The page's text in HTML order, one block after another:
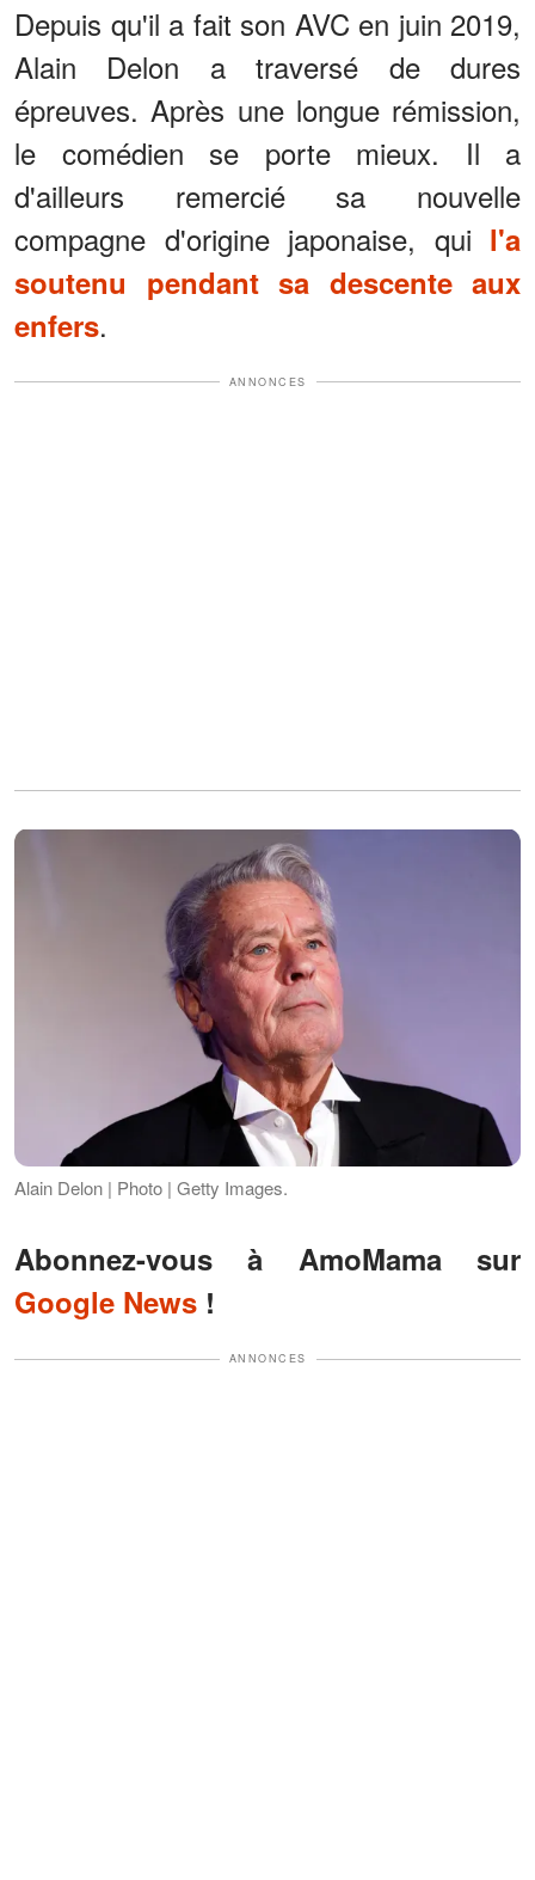
Depuis qu'il a fait son AVC en juin 2019,
Alain Delon a traversé de dures
épreuves. Après une longue rémission,
le comédien se porte mieux. Il a
d'ailleurs remercié sa nouvelle
compagne d'origine japonaise, qui l'a
soutenu pendant sa descente aux
enfers.
ANNONCES
Alain Delon | Photo | Getty Images.
Abonnez-vous à AmoMama sur
Google News !
ANNONCES